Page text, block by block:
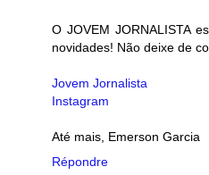
O JOVEM JORNALISTA
novidades! Não deixe de
Jovem Jornalista
Instagram
Até mais, Emerson Garcia
Répondre